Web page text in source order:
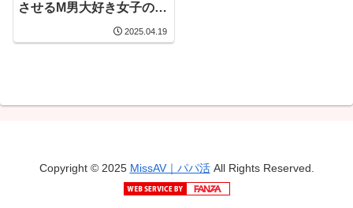
させるM男大好き女子の小
2025.04.19
Copyright © 2025 MissAV｜パパ活All Rights Reserved.